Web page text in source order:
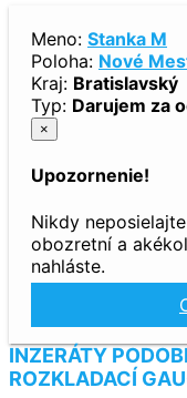
Meno: Stanka M
Poloha: Nové
Kraj: Bratislavský
Typ: Darujem za
×
Upozornenie!
Nikdy
obozretní a
nahláste.
INZERÁTY
ROZKLADACÍ